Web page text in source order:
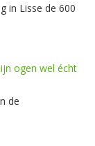
in Lisse de 600
ogen wel écht
de